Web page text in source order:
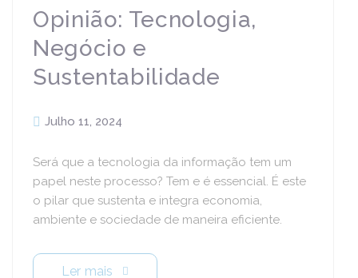
Opinião: Tecnologia,
Negócio e
Sustentabilidade
Julho 11, 2024
Será que a tecnologia da informação tem um
papel neste processo? Tem e é essencial. É este
o pilar que sustenta e integra economia,
ambiente e sociedade de maneira eficiente.
Ler mais